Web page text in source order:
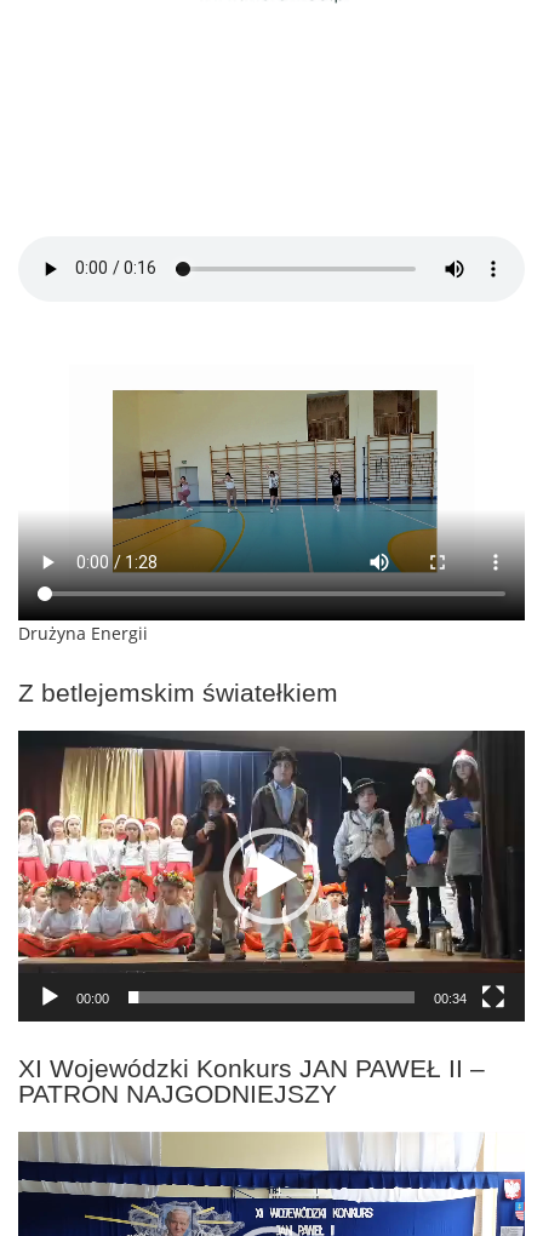
Drużyna Energii
Z betlejemskim światełkiem
Odtwarzacz
00:00 00:34
XI Wojewódzki Konkurs JAN PAWEŁ II –
PATRON NAJGODNIEJSZY
Odtwarzacz
video